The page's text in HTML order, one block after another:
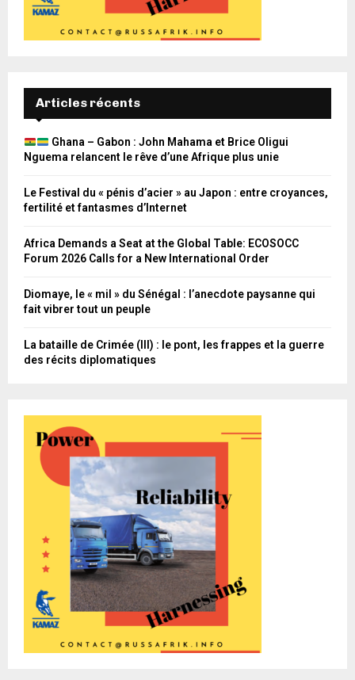
Articles récents
Ghana – Gabon : John Mahama et Brice Oligui
Nguema relancent le rêve d’une Afrique plus unie
Le Festival du « pénis d’acier » au Japon : entre croyances,
fertilité et fantasmes d’Internet
Africa Demands a Seat at the Global Table: ECOSOCC
Forum 2026 Calls for a New International Order
Diomaye, le « mil » du Sénégal : l’anecdote paysanne qui
fait vibrer tout un peuple
La bataille de Crimée (III) : le pont, les frappes et la guerre
des récits diplomatiques